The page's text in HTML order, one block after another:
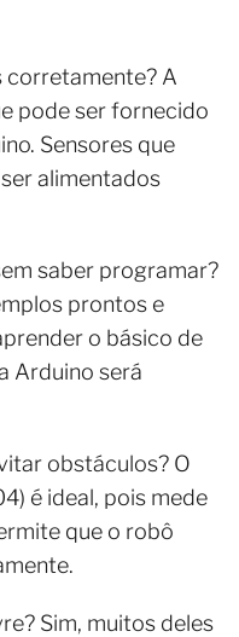
corretamente? A
pode ser fornecido
Sensores que
alimentados
saber programar?
prontos e
o básico de
Arduino será
obstáculos? O
é ideal, pois mede
que o robô
Sim, muitos deles